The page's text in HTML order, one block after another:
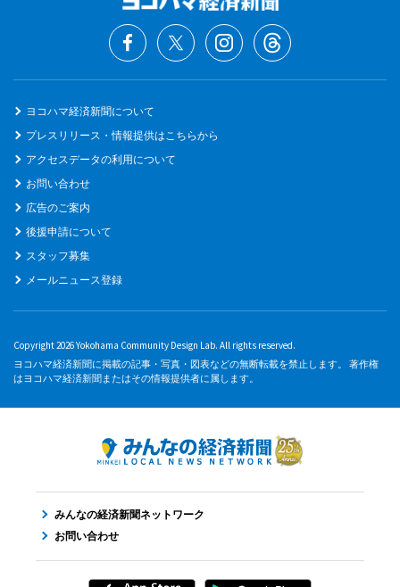
ヨコハマ経済新聞について
プレスリリース・情報提供はこちらから
アクセスデータの利用について
お問い合わせ
広告のご案内
後援申請について
スタッフ募集
メールニュース登録
Copyright 2026 Yokohama Community Design Lab. All rights reserved.
ヨコハマ経済新聞に掲載の記事・写真・図表などの無断転載を禁止します。 著作権
はヨコハマ経済新聞またはその情報提供者に属します。
みんなの経済新聞ネットワーク
お問い合わせ